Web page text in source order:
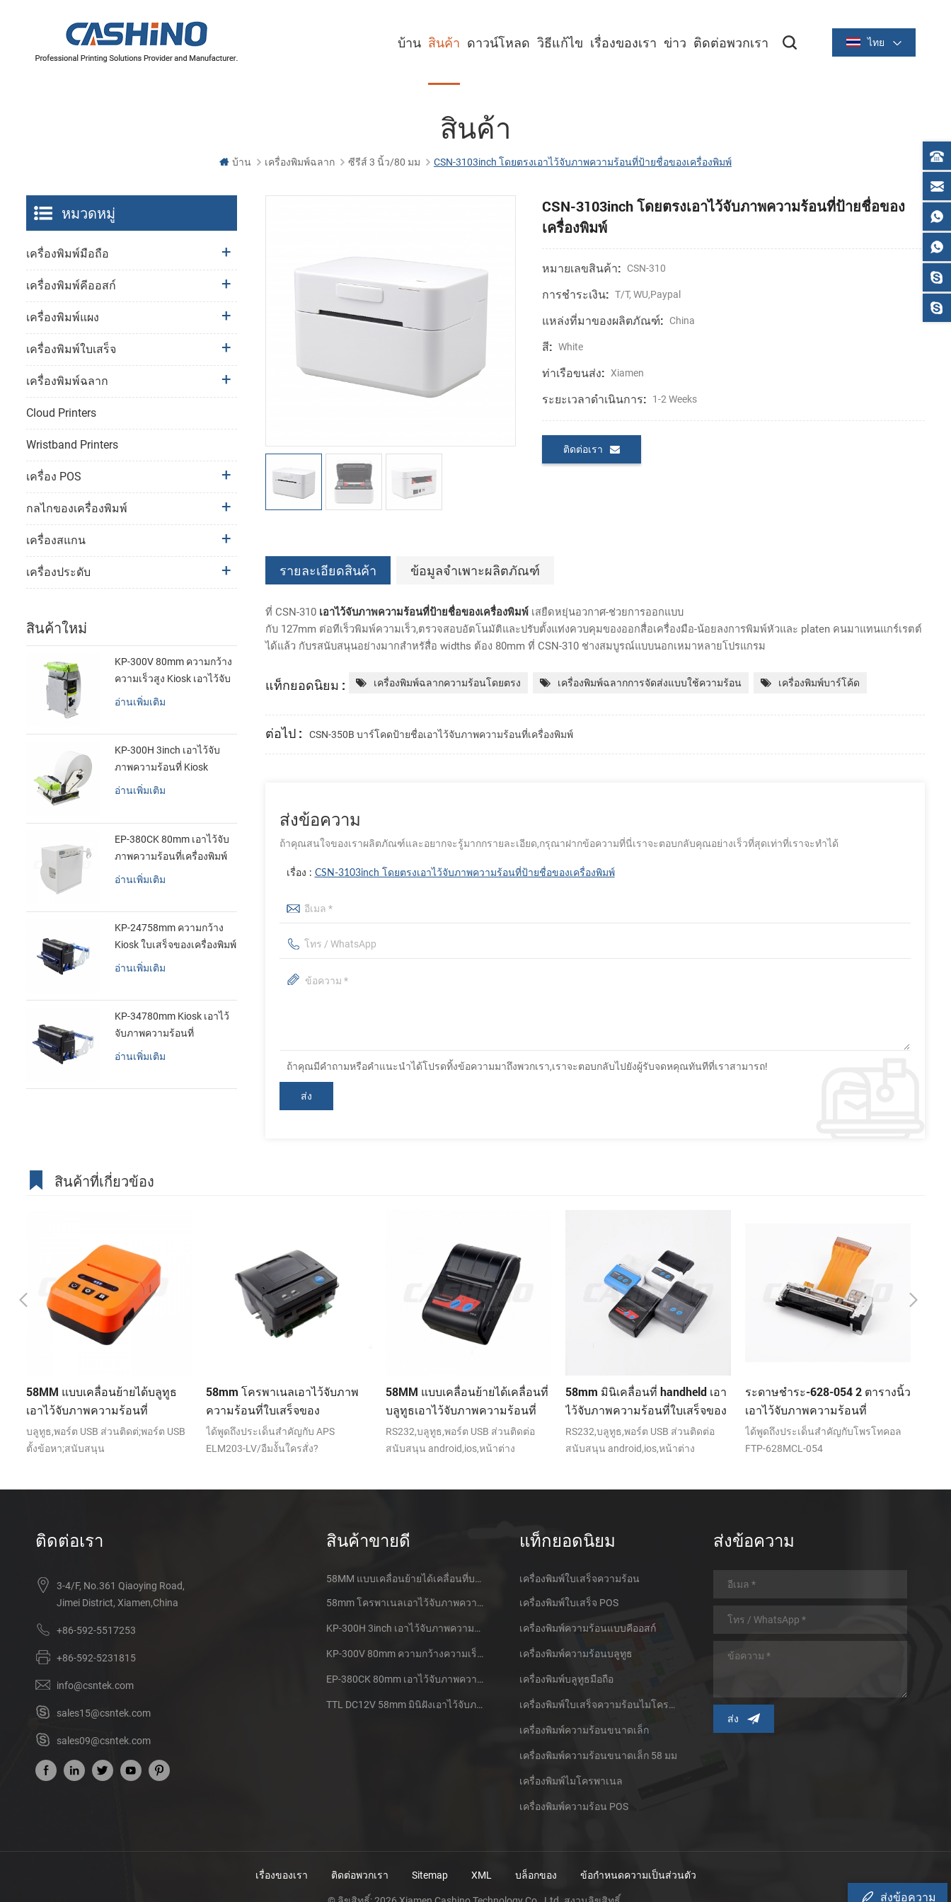
ไทย
บ้าน สินค้า ดาวน์โหลด วิธีแก้ไข เรื่องของเรา ข่าว ติดต่อพวกเรา
สินค้า
บ้าน เครื่องพิมพ์ฉลาก ซีรีส์ 3 นิ้ว/80 มม CSN-3103inch โดยตรงเอาไว้จับภาพความร้อนที่ป้ายชื่อของเครื่องพิมพ์
CSN-3103inch โดยตรงเอาไว้จับภาพความร้อนที่ป้ายชื่อของ
เครื่องพิมพ์
หมายเลขสินค้า: CSN-310
การชำระเงิน: T/T, WU,Paypal
แหล่งที่มาของผลิตภัณฑ์: China
สี: White
ท่าเรือขนส่ง: Xiamen
ระยะเวลาดำเนินการ: 1-2 Weeks
ติดต่อเรา
รายละเอียดสินค้า ข้อมูลจำเพาะผลิตภัณฑ์
ที่ CSN-310เอาไว้จับภาพความร้อนที่ป้ายชื่อของเครื่องพิมพ์เสยืดหยุ่นอวกาศ-ช่วยการออกแบบ
กับ 127mm ต่อทีเร็วพิมพ์ความเร็ว,ตรวจสอบอัตโนมัติและปรับตั้งแท่งควบคุมของออกสื่อเครื่องมือ-น้อยลงการพิมพ์หัวและ platen คนมาแทนแกร์เรตต์
ได้แล้ว กับรสนับสนุนอย่างมากสำหรัสื่อ widths ต้อง 80mm ที่ CSN-310 ช่างสมบูรณ์แบบนอกเหมาหลายโปรแกรม
แท็กยอดนิยม : เครื่องพิมพ์ฉลากความร้อนโดยตรง เครื่องพิมพ์ฉลากการจัดส่งแบบใช้ความร้อน เครื่องพิมพ์บาร์โค้ด
ต่อไป : CSN-350B บาร์โคดป้ายชื่อเอาไว้จับภาพความร้อนที่เครื่องพิมพ์
ส่งข้อความ
ถ้าคุณสนใจของเราผลิตภัณฑ์และอยากจะรู้มากกรายละเอียด,กรุณาฝากข้อความที่นี่เราจะตอบกลับคุณอย่างเร็วที่สุดเท่าที่เราจะทำได้
เรื่อง : CSN-3103inch โดยตรงเอาไว้จับภาพความร้อนที่ป้ายชื่อของเครื่องพิมพ์
ถ้าคุณมีคำถามหรือคำแนะนำได้โปรดทิ้งข้อความมาถึงพวกเรา,เราจะตอบกลับไปยังผู้รับจดหคุณทันทีที่เราสามารถ!
หมวดหมู่
เครื่องพิมพ์มือถือ
เครื่องพิมพ์คีออสก์
เครื่องพิมพ์แผง
เครื่องพิมพ์ใบเสร็จ
เครื่องพิมพ์ฉลาก
Cloud Printers
Wristband Printers
เครื่อง POS
กลไกของเครื่องพิมพ์
เครื่องสแกน
เครื่องประดับ
สินค้าใหม่
KP-300V 80mm ความกว้าง
ความเร็วสูง Kiosk เอาไว้จับ
ภาพความร้อนที่เครื่องพิมพ์
อ่านเพิ่มเติม
KP-300H 3inch เอาไว้จับ
ภาพความร้อนที่ Kiosk
เครื่องพิมพ์ศูนย์ควบคุม kde
อ่านเพิ่มเติม
EP-380CK 80mm เอาไว้จับ
ภาพความร้อนที่เครื่องพิมพ์
ด้วปิดล็อค
อ่านเพิ่มเติม
KP-24758mm ความกว้าง
Kiosk ใบเสร็จของเครื่องพิมพ์
อ่านเพิ่มเติม
KP-34780mm Kiosk เอาไว้
จับภาพความร้อนที่
เครื่องพิมพ์
อ่านเพิ่มเติม
สินค้าที่เกี่ยวข้อง
58mm โครพาเนลเอาไว้จับภาพ
ความร้อนที่ใบเสร็จของ
เครื่องพิมพ์ CSN-A1K
ได้พูดถึงประเด็นสำคัญกับ APS
ELM203-LV/อืมงั้นใครสั่ง?
58MM แบบเคลื่อนย้ายได้เคลื่อนที่
บลูทูธเอาไว้จับภาพความร้อนที่
เครื่องพิมพ์ PTP-ฉัน
RS232,บลูทูธ,พอร์ต USB ส่วนติดต่อ
สนับสนุน android,ios,หน้าต่าง
58mm มินิเคลื่อนที่ handheld เอา
ไว้จับภาพความร้อนที่ใบเสร็จของ
เครื่องพิมพ์สำหรับเคลื่อน/
แล็ปท็อป/แผ่นจารึก
RS232,บลูทูธ,พอร์ต USB ส่วนติดต่อ
สนับสนุน android,ios,หน้าต่าง
ระดาษชำระ-628-054 2 ตารางนิ้ว
เอาไว้จับภาพความร้อนที่
เครื่องพิมพ์กลไกของมัน
ได้พูดถึงประเด็นสำคัญกับโพรโทคอล
FTP-628MCL-054
KP-300H 3inch เอาไว้จับภาพ
ความร้อนที่ Kiosk เครื่องพิมพ์
ศูนย์ควบคุม kde ในโมดูล
250mm/วินาที,RS232+พอร์ต
USB/RS232+พอร์ต USB+ส่วนเชื่อมต่อ
ติดต่อเรา
3-4/F, No.361 Qiaoying Road,
Jimei District, Xiamen,China
+86-592-5517253
+86-592-5231815
info@csntek.com
sales15@csntek.com
sales09@csntek.com
สินค้าขายดี
58MM แบบเคลื่อนย้ายได้เคลื่อนที่บลูทูธเอาไว้จับภาพความร้อนที่เครื่องพิมพ์ PTP-ฉัน
58mm โครพาเนลเอาไว้จับภาพความร้อนที่ใบเสร็จของเครื่องพิมพ์ CSN-A1
KP-300H 3inch เอาไว้จับภาพความร้อนที่ Kiosk เครื่องพิมพ์ศูนย์ควบคุม Kde ในโมดูล
KP-300V 80mm ความกว้างความเร็วสูง Kiosk เอาไว้จับภาพความร้อนที่เครื่องพิมพ์
EP-380CK 80mm เอาไว้จับภาพความร้อนที่เครื่องพิมพ์ด้วปิดล็อค
TTL DC12V 58mm มินิฝังเอาไว้จับภาพความร้อนนั่งแท็กซี่กใบเสร็จของเครื่องพิมพ์
แท็กยอดนิยม
เครื่องพิมพ์ใบเสร็จความร้อน
เครื่องพิมพ์ใบเสร็จ POS
เครื่องพิมพ์ความร้อนแบบคีออสก์
เครื่องพิมพ์ความร้อนบลูทูธ
เครื่องพิมพ์บลูทูธมือถือ
เครื่องพิมพ์ใบเสร็จความร้อนไมโครพาเนล
เครื่องพิมพ์ความร้อนขนาดเล็ก
เครื่องพิมพ์ความร้อนขนาดเล็ก 58 มม
เครื่องพิมพ์ไมโครพาเนล
เครื่องพิมพ์ความร้อน POS
ส่งข้อความ
เรื่องของเรา ติดต่อพวกเรา Sitemap XML บล็อกของ ข้อกำหนดความเป็นส่วนตัว
ส่งข้อความ